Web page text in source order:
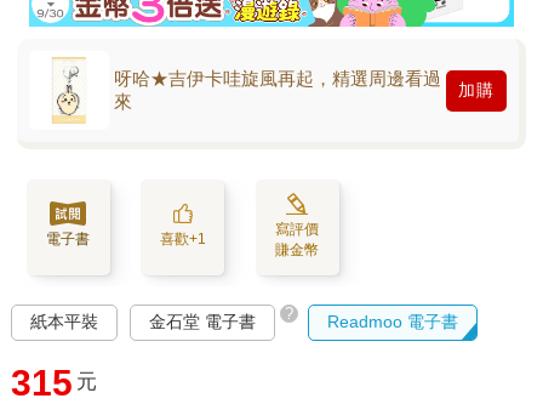
呀哈★吉伊卡哇旋風再起，精選周邊看過
來
加購
電子書 喜歡+1
寫評價
賺金幣
紙本平裝 金石堂 電子書 ? Readmoo 電子書
315 元